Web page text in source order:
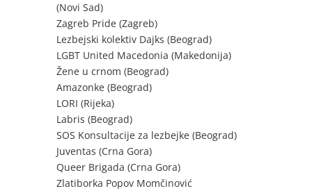
(Novi Sad)
Zagreb Pride (Zagreb)
Lezbejski kolektiv Dajks (Beograd)
LGBT United Macedonia (Makedonija)
Žene u crnom (Beograd)
Amazonke (Beograd)
LORI (Rijeka)
Labris (Beograd)
SOS Konsultacije za lezbejke (Beograd)
Juventas (Crna Gora)
Queer Brigada (Crna Gora)
Zlatiborka Popov Momčinović